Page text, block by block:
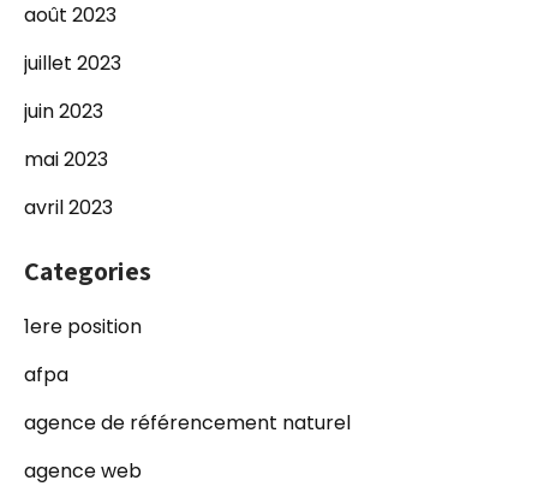
août 2023
juillet 2023
juin 2023
mai 2023
avril 2023
Categories
1ere position
afpa
agence de référencement naturel
agence web